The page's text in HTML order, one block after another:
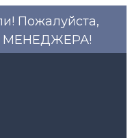
Пожалуйста,
МЕНЕДЖЕРА!